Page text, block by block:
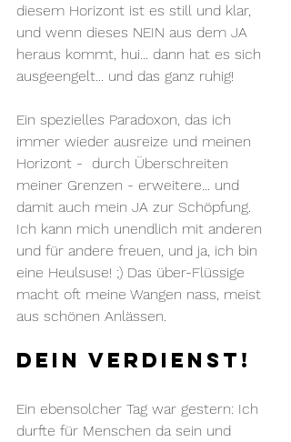
diesem Horizont ist es still und klar,
und wenn dieses NEIN aus dem JA
heraus kommt, hui... dann hat es sich
ausgeengelt... und das ganz ruhig!
Ein spezielles Paradoxon, das ich
immer wieder ausreize und meinen
Horizont -  durch Überschreiten
meiner Grenzen - erweitere... und
damit auch mein JA zur Schöpfung.
Ich kann mich unendlich mit anderen
und für andere freuen, und ja, ich bin
eine Heulsuse! ;) Das über-Flüssige
macht oft meine Wangen nass, meist
aus schönen Anlässen.
Dein Verdienst!
Ein ebensolcher Tag war gestern: Ich
durfte für Menschen da sein und